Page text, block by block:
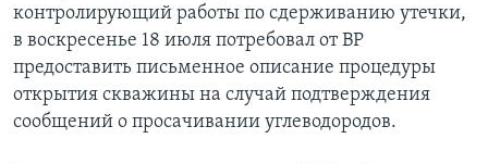
СОЦИАЛЬНЫЕ СЕТИ
контролирующий работы по сдерживанию утечки,
в воскресенье 18 июля потребовал от ВР
предоставить письменное описание процедуры
открытия скважины на случай подтверждения
сообщений о просачивании углеводородов.